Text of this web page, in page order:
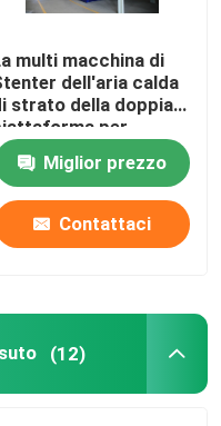
multi macchina di
dell'aria calda
strato della doppia
per
i tessuti
Miglior prezzo
Contattaci
(12)